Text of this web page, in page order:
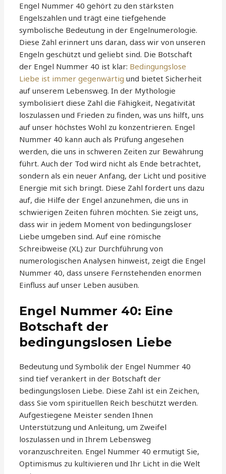
Engel Nummer 40 gehört zu den stärksten
Engelszahlen und trägt eine tiefgehende
symbolische Bedeutung in der Engelnumerologie.
Diese Zahl erinnert uns daran, dass wir von unseren
Engeln geschützt und geliebt sind. Die Botschaft
der Engel Nummer 40 ist klar: Bedingungslose
Liebe ist immer gegenwärtig und bietet Sicherheit
auf unserem Lebensweg. In der Mythologie
symbolisiert diese Zahl die Fähigkeit, Negativität
loszulassen und Frieden zu finden, was uns hilft, uns
auf unser höchstes Wohl zu konzentrieren. Engel
Nummer 40 kann auch als Prüfung angesehen
werden, die uns in schweren Zeiten zur Bewährung
führt. Auch der Tod wird nicht als Ende betrachtet,
sondern als ein neuer Anfang, der Licht und positive
Energie mit sich bringt. Diese Zahl fordert uns dazu
auf, die Hilfe der Engel anzunehmen, die uns in
schwierigen Zeiten führen möchten. Sie zeigt uns,
dass wir in jedem Moment von bedingungsloser
Liebe umgeben sind. Auf eine römische
Schreibweise (XL) zur Durchführung von
numerologischen Analysen hinweist, zeigt die Engel
Nummer 40, dass unsere Fernstehenden enormen
Einfluss auf unser Leben ausüben.
Engel Nummer 40: Eine
Botschaft der
bedingungslosen Liebe
Bedeutung und Symbolik der Engel Nummer 40
sind tief verankert in der Botschaft der
bedingungslosen Liebe. Diese Zahl ist ein Zeichen,
dass Sie vom spirituellen Reich beschützt werden.
Aufgestiegene Meister senden Ihnen
Unterstützung und Anleitung, um Zweifel
loszulassen und in Ihrem Lebensweg
voranzuschreiten. Engel Nummer 40 ermutigt Sie,
Optimismus zu kultivieren und Ihr Licht in die Welt